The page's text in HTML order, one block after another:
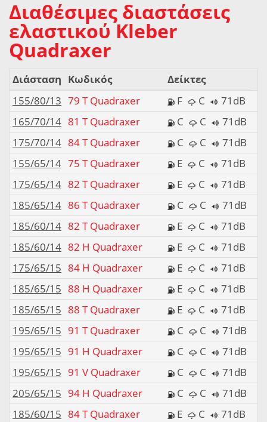
Διαθέσιμες διαστάσεις
ελαστικού Kleber
Quadraxer
Διάσταση Κωδικός
Δείκτες
155/80/13 79 T Quadraxer F C
71dB
165/70/14 81 T Quadraxer C C
71dB
175/70/14 84 T Quadraxer C C
71dB
155/65/14 75 T Quadraxer E C
71dB
175/65/14 82 T Quadraxer E C
71dB
185/65/14 86 T Quadraxer C C
71dB
185/60/14 82 T Quadraxer E C
71dB
185/60/14 82 H Quadraxer E C
71dB
175/65/15 84 H Quadraxer E C
71dB
185/65/15 88 H Quadraxer E C
71dB
185/65/15 88 T Quadraxer E C
71dB
195/65/15 91 T Quadraxer C C
71dB
195/65/15 91 H Quadraxer C C
71dB
195/65/15 91 V Quadraxer C C
71dB
205/65/15 94 H Quadraxer C C
71dB
185/60/15 84 T Quadraxer E C
71dB